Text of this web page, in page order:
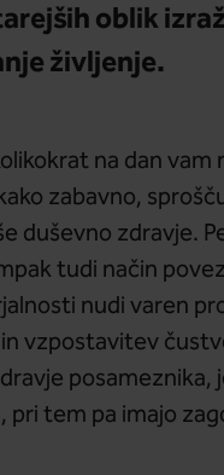
oblik
življenje.
na dan
zabavno,
duševno zdravje.
tudi način
nudi varen
vzpostavitev
tem pa imajo